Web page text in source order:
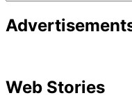
Web Stories